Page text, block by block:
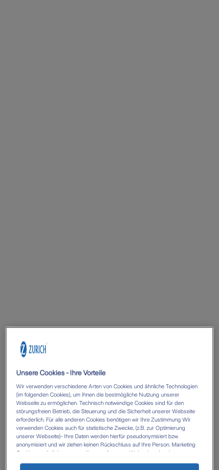
Unsere Cookies - Ihre Vorteile
Wir verwenden verschiedene Arten von Cookies und ähnliche Technologien
(im folgenden Cookies), um Ihnen die bestmögliche Nutzung unserer
Webseite zu ermöglichen. Technisch notwendige Cookies sind für den
störungsfreien Betrieb, die Steuerung und die Sicherheit unserer Webseite
erforderlich. Für alle anderen Cookies benötigen wir Ihre Zustimmung Wir
verwenden Cookies auch für statistische Zwecke, (z.B. zur Optimierung
unserer Webseite)- Ihre Daten werden hierfür pseudonymisiert bzw.
anonymisiert und wir ziehen keinen Rückschluss auf Ihre Person. Marketing
Cookies ermöglichen es uns, Ihnen auf unserer Webseite oder den